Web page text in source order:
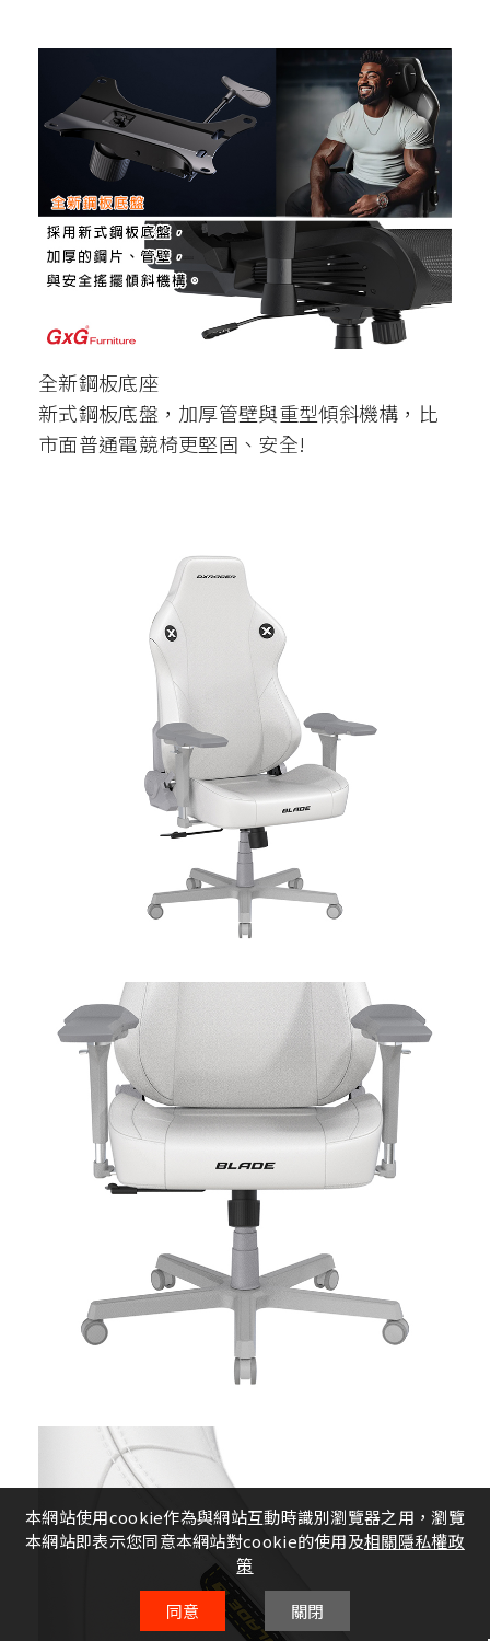
全新鋼板底座
新式鋼板底盤，加厚管壁與重型傾斜機構，比
市面普通電競椅更堅固、安全!
本網站使用cookie作為與網站互動時識別瀏覽器之用，瀏覽
本網站即表示您同意本網站對cookie的使用及相關隱私權政
策
同意
關閉